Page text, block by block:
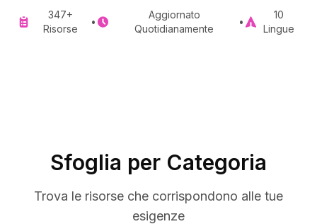
Retail ed e-commerce
Prodotti
AvatarMe
Reachout
347+
Risorse
•
Aggiornato
Quotidianamente
•
10
Lingue
Sfoglia per Categoria
Trova le risorse che corrispondono alle tue
esigenze